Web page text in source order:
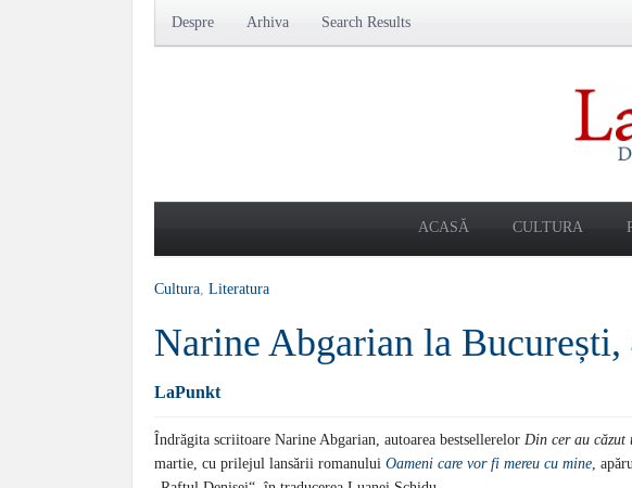
Despre Arhiva Search Results
ACASĂ CULTURA
Cultura, Literatura
Narine Abgarian la București,
LaPunkt
Îndrăgita scriitoare Narine Abgarian, autoarea bestsellerelor Din cer au căzut
martie, cu prilejul lansării romanului Oameni care vor fi mereu cu mine,